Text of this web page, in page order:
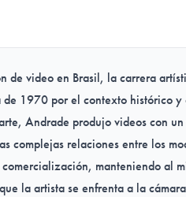
de video en Brasil, la carrera
de 1970 por el contexto histórico
Andrade produjo videos con
complejas relaciones entre los
manteniendo al
la artista se enfrenta a la